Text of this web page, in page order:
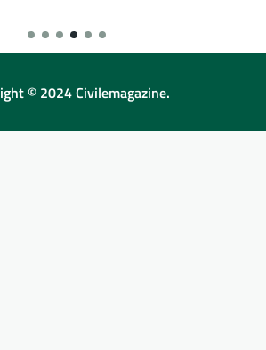
© 2024 Civilemagazine.